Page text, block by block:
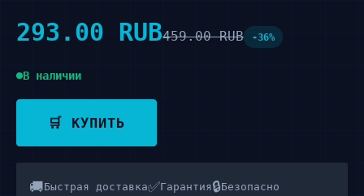
293.00 RUB459.00 RUB -36%
В наличии
🛒 КУПИТЬ
🚚Быстрая доставка✅Гарантия🔒Безопасно